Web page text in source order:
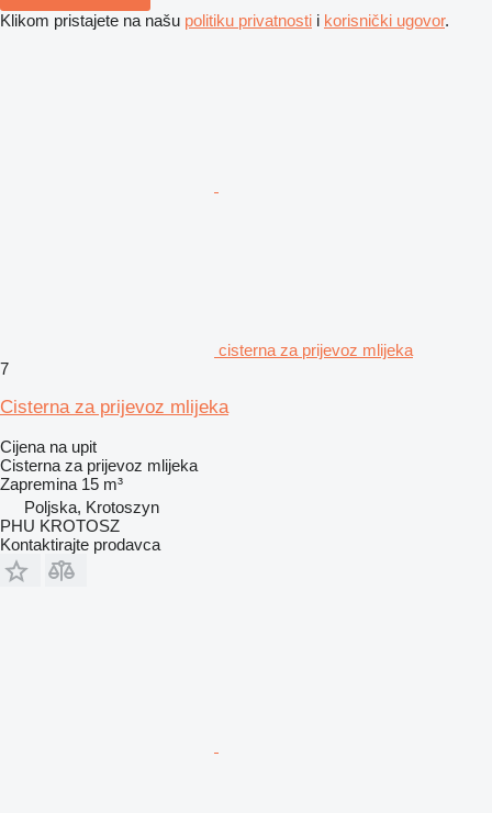
Klikom pristajete na našu politiku privatnosti i korisnički ugovor.
cisterna za prijevoz mlijeka
7
Cisterna za prijevoz mlijeka
Cijena na upit
Cisterna za prijevoz mlijeka
Zapremina 15 m³
Poljska, Krotoszyn
PHU KROTOSZ
Kontaktirajte prodavca